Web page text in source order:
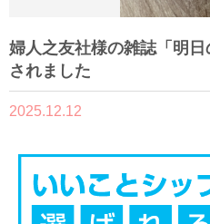
婦人之友社様の雑誌「明
されました
2025.12.12